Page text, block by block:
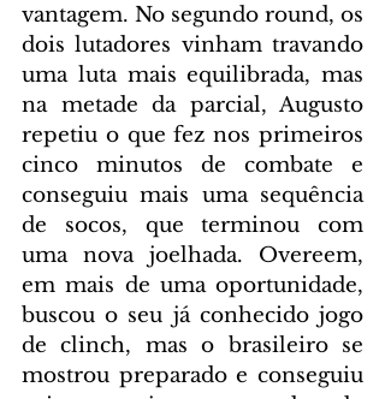
vantagem. No segundo round, os
dois lutadores vinham travando
uma luta mais equilibrada, mas
na metade da parcial, Augusto
repetiu o que fez nos primeiros
cinco minutos de combate e
conseguiu mais uma sequência
de socos, que terminou com
uma nova joelhada. Overeem,
em mais de uma oportunidade,
buscou o seu já conhecido jogo
de clinch, mas o brasileiro se
mostrou preparado e conseguiu